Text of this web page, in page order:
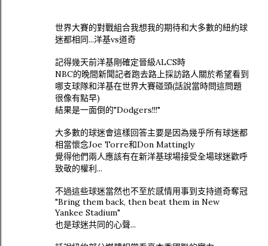
世界大賽的對戰組合我想我的期待和大多數的紐約球
迷都相同...洋基vs道奇
記得幾天前洋基剛確定晉級ALCS時
NBC的晚間新聞記者跑去路上採訪路人關於希望看到
哪支球隊和洋基在世界大賽碰頭(話說當時問這問題
很像有點早)
結果是一面倒的"Dodgers!!!"
大多數的球迷會這樣回答主要是因為幾乎所有球迷都
相當懷念Joe Torre和Don Mattingly
覺得他們兩人應該有在新洋基球場接受全場球迷歡呼
致敬的權利...
不過這些球迷當然也不至於感情用事到支持道奇奪冠
"Bring them back, then beat them in New
Yankee Stadium"
也是球迷共同的心聲...